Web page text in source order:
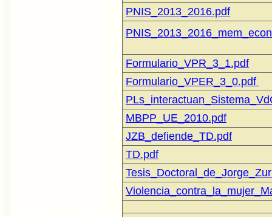
PNIS_2013_2016.pdf
Formulario_VPR_3_1.pdf
Formulario_VPER_3_0.pdf
MBPP_UE_2010.pdf
JZB_defiende_TD.pdf
TD.pdf